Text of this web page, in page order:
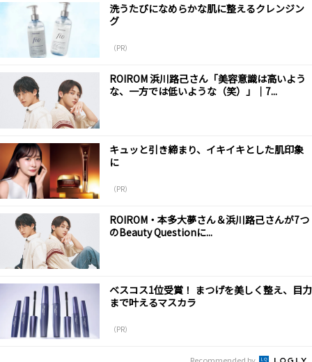
洗うたびになめらかな肌に整えるクレンジン
グ
（PR）
ROIROM 浜川路己さん「美容意識は高いよう
な、一方では低いような（笑）」｜7...
キュッと引き締まり、イキイキとした肌印象
に
（PR）
ROIROM・本多大夢さん＆浜川路己さんが7つ
のBeauty Questionに...
ベスコス1位受賞！ まつげを美しく整え、目力
まで叶えるマスカラ
（PR）